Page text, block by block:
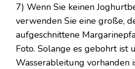
7) Wenn Sie keinen
verwenden Sie eine große,
aufgeschnittene
Foto. Solange es gebohrt ist
Wasserableitung vorhanden